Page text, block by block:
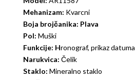
Mehanizam: Kvarcni
Boja brojčanika: Plava
Pol: Muški
Funkcije: Hronograf, prikaz datuma
Narukvica: Čelik
Staklo: Mineralno staklo